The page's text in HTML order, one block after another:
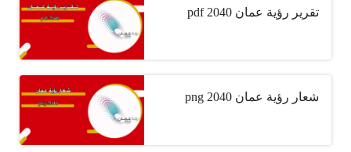
تقرير رؤية عمان 2040 pdf
شعار رؤية عمان 2040 png